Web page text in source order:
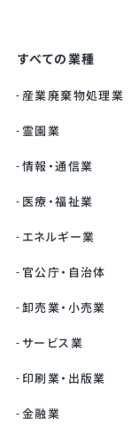
すべての業種
産業廃棄物処理業
霊園業
情報・通信業
医療・福祉業
エネルギー業
官公庁・自治体
卸売業・小売業
サービス業
印刷業・出版業
金融業